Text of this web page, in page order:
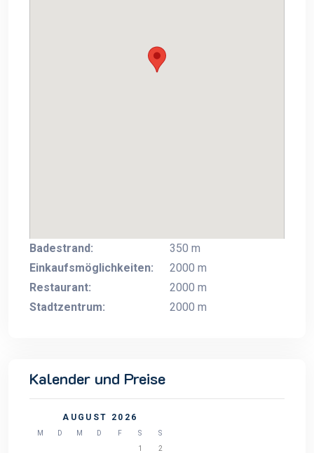
Badestrand:
350 m
Einkaufsmöglichkeiten:
2000 m
Restaurant:
2000 m
Stadtzentrum:
2000 m
Kalender und Preise
AUGUST 2026
M D M D F S
S
1
2